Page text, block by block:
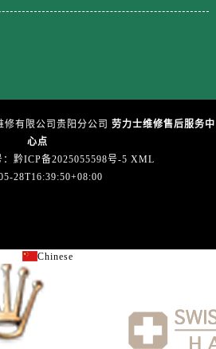
广东省云浮市云城区金山路劳力士售后服务中心（需提前预约）
广西壮族自治区桂林市秀峰区红岭路劳力士售后服务中心（需提前预约）
广西壮族自治区河池市金城江区金城江街道朝阳路劳力士售后服务中心（需提前预约）
有限公司贵阳分公司 劳力士维修售后服务中
心点
黔ICP备2025055598号-5 XML
28T16:39:50+08:00
Chinese